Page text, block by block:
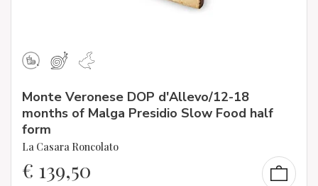
Monte Veronese DOP d'Allevo/12-18
months of Malga Presidio Slow Food half
form
La Casara Roncolato
€ 139,50